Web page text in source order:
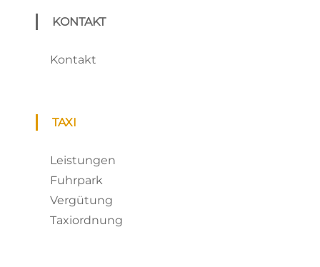
KONTAKT
Kontakt
TAXI
Leistungen
Fuhrpark
Vergütung
Taxiordnung